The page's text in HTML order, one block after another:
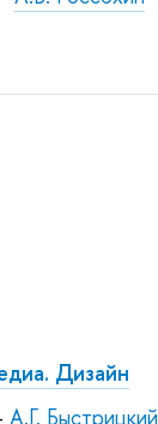
Дизайн
А.Г. Быстрицкий